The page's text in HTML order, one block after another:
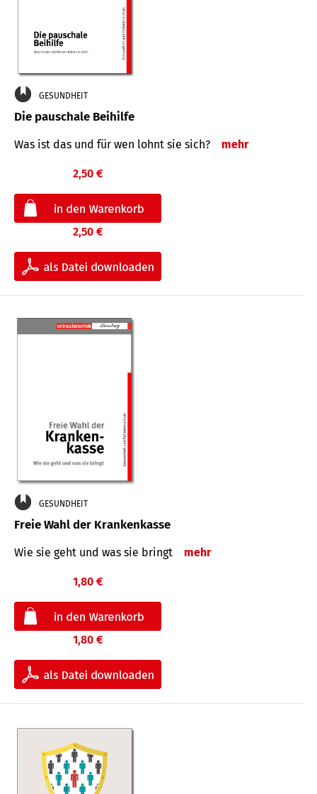
GESUNDHEIT
Die pauschale Beihilfe
Was ist das und für wen lohnt sie sich? mehr
2,50 €
2,50 €
GESUNDHEIT
Freie Wahl der Krankenkasse
Wie sie geht und was sie bringt mehr
1,80 €
1,80 €